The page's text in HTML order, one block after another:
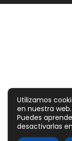
Utilizamos
en nuestra web.
Puedes
desactivarlas